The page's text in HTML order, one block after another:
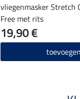
vliegenmasker Stretch
Free met rits
19,90 €
toevoegen